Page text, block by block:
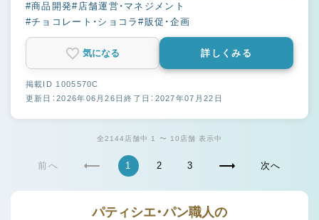
#商品開発#店舗運営・マネジメント
#チョコレート・ショコラ#販促・企画
気になる 詳しくみる
掲載ID 1005570C
更新日：2026年06月26日終了日：2027年07月22日
全2144店舗中 1 〜 10店舗 表示中
前へ 1 2 3 次へ
パティシエ・パン職人の